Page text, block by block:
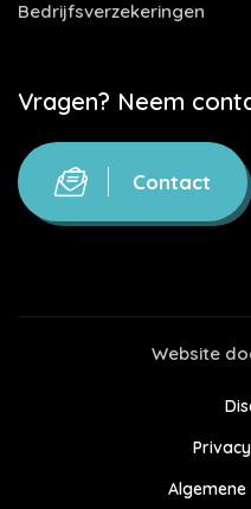
Bedrijfsverzekeringen
Vragen? Neem
Contact
Website